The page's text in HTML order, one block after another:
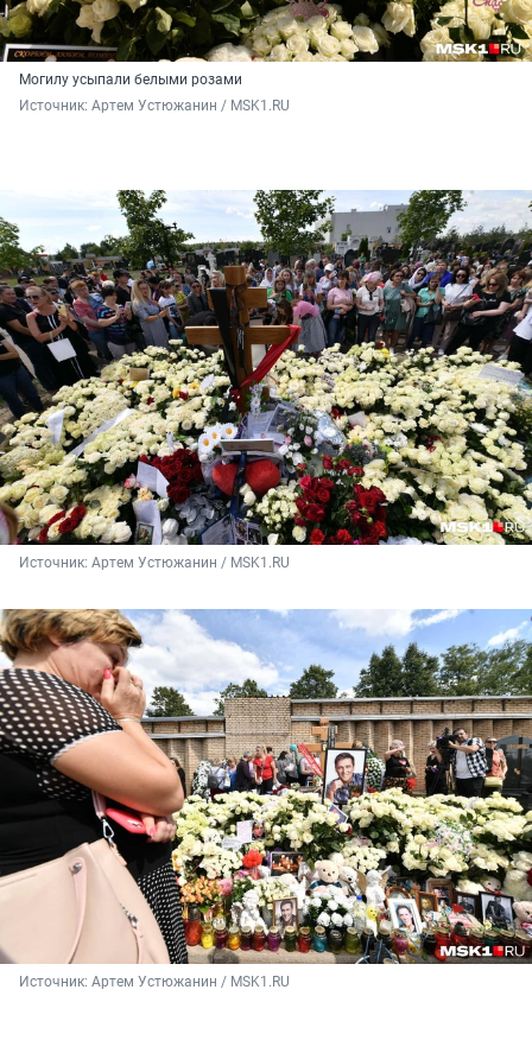
Могилу усыпали белыми розами
Источник: Артем Устюжанин / MSK1.RU
Источник: Артем Устюжанин / MSK1.RU
Источник: Артем Устюжанин / MSK1.RU